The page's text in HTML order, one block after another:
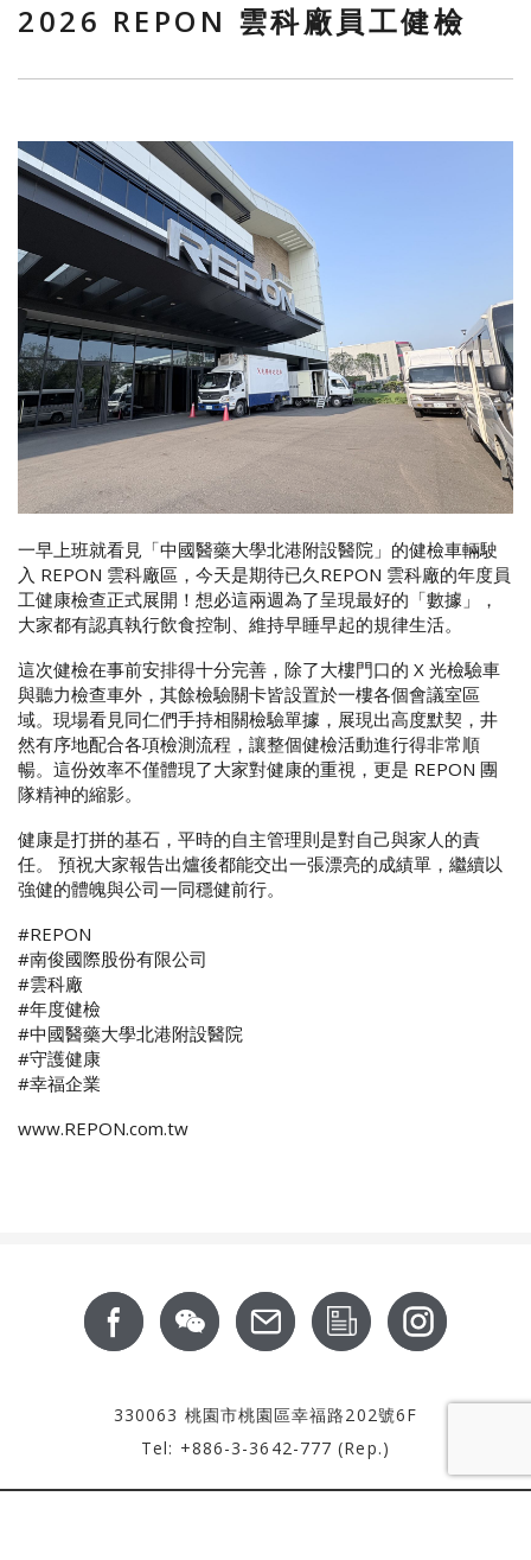
2026 REPON 雲科廠員工健檢
一早上班就看見「中國醫藥大學北港附設醫院」的健檢車輛駛
入 REPON 雲科廠區，今天是期待已久REPON 雲科廠的年度員
工健康檢查正式展開！想必這兩週為了呈現最好的「數據」，
大家都有認真執行飲食控制、維持早睡早起的規律生活。
這次健檢在事前安排得十分完善，除了大樓門口的 X 光檢驗車
與聽力檢查車外，其餘檢驗關卡皆設置於一樓各個會議室區
域。現場看見同仁們手持相關檢驗單據，展現出高度默契，井
然有序地配合各項檢測流程，讓整個健檢活動進行得非常順
暢。這份效率不僅體現了大家對健康的重視，更是 REPON 團
隊精神的縮影。
健康是打拼的基石，平時的自主管理則是對自己與家人的責
任。 預祝大家報告出爐後都能交出一張漂亮的成績單，繼續以
強健的體魄與公司一同穩健前行。
#REPON
#南俊國際股份有限公司
#雲科廠
#年度健檢
#中國醫藥大學北港附設醫院
#守護健康
#幸福企業
www.REPON.com.tw
330063 桃園市桃園區幸福路202號6F
Tel: +886-3-3642-777 (Rep.)